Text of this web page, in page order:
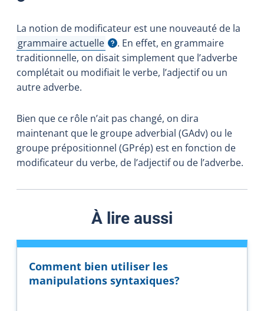
La notion de modificateur est une nouveauté de la
grammaire actuelle
Afficher l'infobulle
. En effet, en grammaire
traditionnelle, on disait simplement que l’adverbe
complétait ou modifiait le verbe, l’adjectif ou un
autre adverbe.
Bien que ce rôle n’ait pas changé, on dira
maintenant que le groupe adverbial (GAdv) ou le
groupe prépositionnel (GPrép) est en fonction de
modificateur du verbe, de l’adjectif ou de l’adverbe.
À lire aussi
Comment bien utiliser les
manipulations syntaxiques?